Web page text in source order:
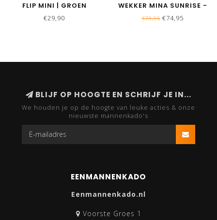
FLIP MINI | GROEN
€29,90
WEKKER MINA SUNRISE -
ANTRACIET
€79,95 €74,95
BLIJF OP HOOGTE EN SCHRIJF JE IN...
We houden je op de hoogte van leuke acties & onze
nieuwste mannenkado's
EENMANNENKADO
Eenmannenkado.nl
Voorste Groes 1